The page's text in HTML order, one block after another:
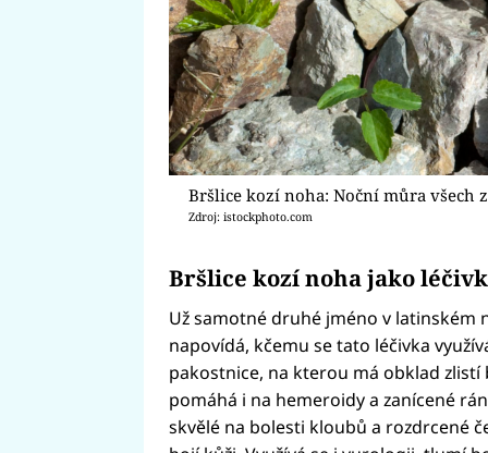
Bršlice kozí noha: Noční můra všech
Zdroj: istockphoto.com
Bršlice kozí noha jako
Už samotné druhé jméno v latinském
napovídá, kčemu se tato léčivka
pakostnice, na kterou má obklad
pomáhá i na hemeroidy a zanícené
skvělé na bolesti kloubů a rozdrcené